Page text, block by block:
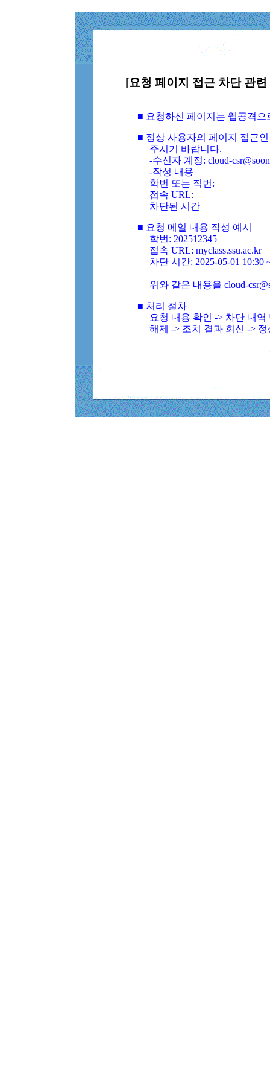
[요청 페이지 접근 차단 관
■ 요청하신 페이지는 웹공격
■ 정상 사용자의 페이지 접근
주시기 바랍니다.
-수신자 계정: cloud-
-작성 내용
학번 또는 직번:
접속 URL:
차단된 시간
■ 요청 메일 내용 작성 예시
학번: 202512345
접속 URL: myclass.ssu.ac.kr
차단 시간: 2025-05-01 10:30
위와 같은 내용을 cloud-
■ 처리 절차
요청 내용 확인 -> 차단 내
해제 -> 조치 결과 회신 ->